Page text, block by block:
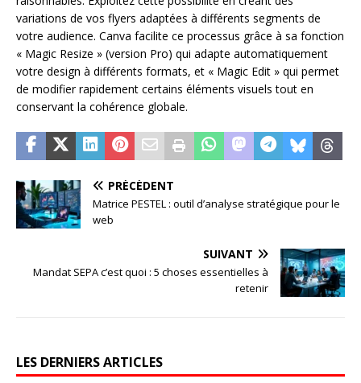
variations de vos flyers adaptées à différents segments de
votre audience. Canva facilite ce processus grâce à sa fonction
« Magic Resize » (version Pro) qui adapte automatiquement
votre design à différents formats, et « Magic Edit » qui permet
de modifier rapidement certains éléments visuels tout en
conservant la cohérence globale.
PRÉCÉDENT
Matrice PESTEL : outil d’analyse stratégique pour le
web
SUIVANT
Mandat SEPA c’est quoi : 5 choses essentielles à
retenir
LES DERNIERS ARTICLES